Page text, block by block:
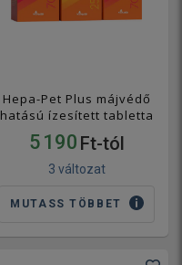
Hepa-Pet Plus májvédő
hatású ízesített tabletta
5 190 Ft-tól
3 változat
MUTASS TÖBBET